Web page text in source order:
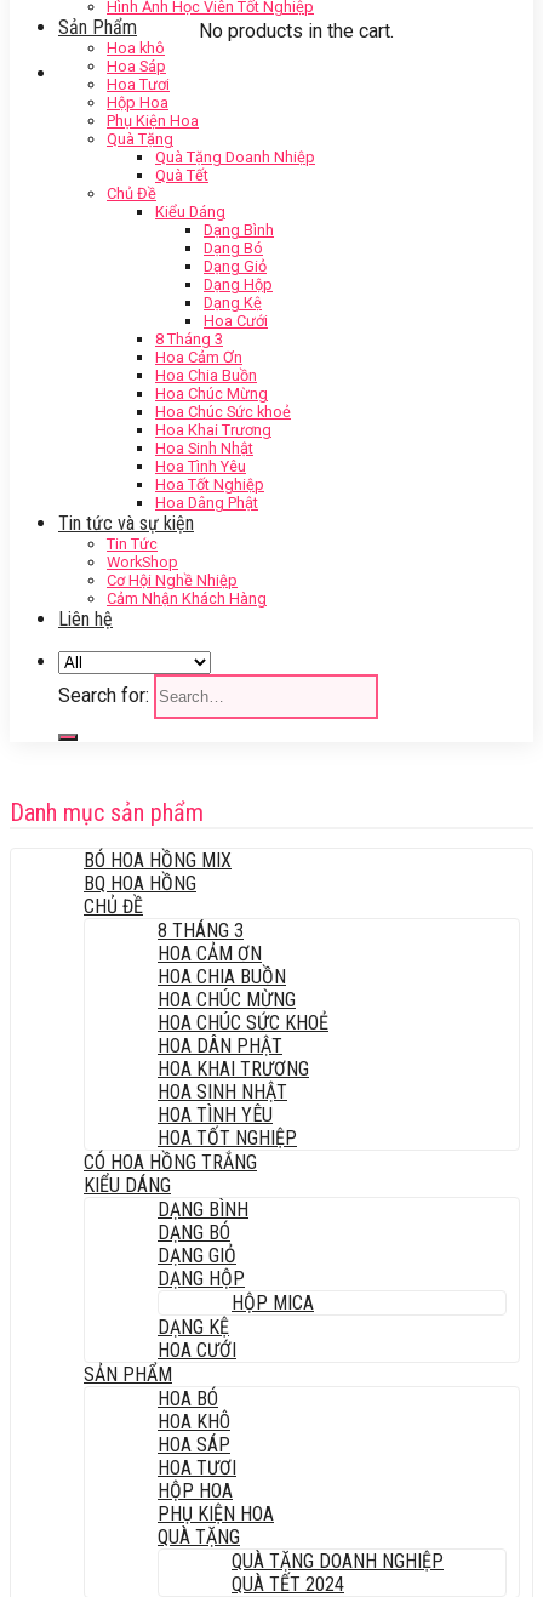
No products in the cart.
Hình Ảnh Học Viên Tốt Nghiệp
Sản Phẩm
Hoa khô
Hoa Sáp
Hoa Tươi
Hộp Hoa
Phụ Kiện Hoa
Quà Tặng
Quà Tặng Doanh Nhiệp
Quà Tết
Chủ Đề
Kiểu Dáng
Dạng Bình
Dạng Bó
Dạng Giỏ
Dạng Hộp
Dạng Kệ
Hoa Cưới
8 Tháng 3
Hoa Cảm Ơn
Hoa Chia Buồn
Hoa Chúc Mừng
Hoa Chúc Sức khoẻ
Hoa Khai Trương
Hoa Sinh Nhật
Hoa Tình Yêu
Hoa Tốt Nghiệp
Hoa Dâng Phật
Tin tức và sự kiện
Tin Tức
WorkShop
Cơ Hội Nghề Nhiệp
Cảm Nhận Khách Hàng
Liên hệ
Search for:
Danh mục sản phẩm
BÓ HOA HỒNG MIX
BQ HOA HỒNG
CHỦ ĐỀ
8 THÁNG 3
HOA CẢM ƠN
HOA CHIA BUỒN
HOA CHÚC MỪNG
HOA CHÚC SỨC KHOẺ
HOA DÂN PHẬT
HOA KHAI TRƯƠNG
HOA SINH NHẬT
HOA TÌNH YÊU
HOA TỐT NGHIỆP
CÓ HOA HỒNG TRẮNG
KIỂU DÁNG
DẠNG BÌNH
DẠNG BÓ
DẠNG GIỎ
DẠNG HỘP
HỘP MICA
DẠNG KỆ
HOA CƯỚI
SẢN PHẨM
HOA BÓ
HOA KHÔ
HOA SÁP
HOA TƯƠI
HỘP HOA
PHỤ KIỆN HOA
QUÀ TẶNG
QUÀ TẶNG DOANH NGHIỆP
QUÀ TẾT 2024